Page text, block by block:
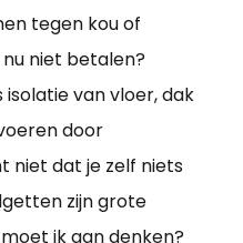
tegen kou of
niet betalen?
van vloer, dak
door
niet dat je zelf niets
zijn grote
ik aan denken?